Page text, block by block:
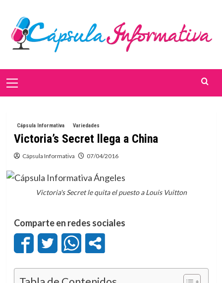
contenido
Menú
Cápsula Informativa Variedades
Victoria’s Secret llega a China
Cápsula Informativa 07/04/2016
Victoria's Secret le quita el puesto a Louis Vuitton
Comparte en redes sociales